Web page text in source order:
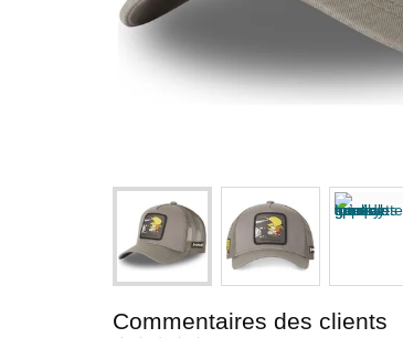
Commentaires des clients